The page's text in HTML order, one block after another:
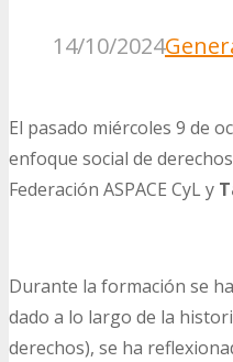
14/10/2024
El pasado miércoles 9 de
enfoque social de
Federación ASPACE CyL y
Durante la formación se
dado a lo largo de la
derechos), se ha